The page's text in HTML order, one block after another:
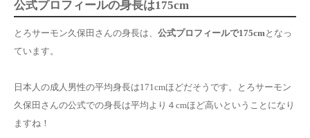
公式プロフィールの身長は175cm
とろサーモン久保田さんの身長は、 公式プロフィールで175cm となっ
ています。
日本人の成人男性の平均身長は171cmほどだそうです。とろサーモン
久保田さんの公式での身長は平均より４cmほど高いということになり
ますね！